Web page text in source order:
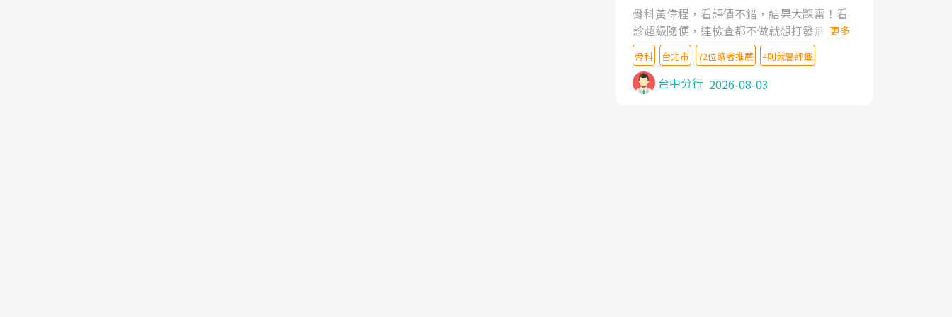
家,上網搜尋杜主任相關文章新聞跟網路評價
之後,下定決心飛回台北找杜醫師診治. 杜主
任的乾針跟增生治療真的很厲害,第一次乾針
就覺得整個肩頸鬆開,回家特別好睡,經過幾次
治療,長年頑疾已經好了大半,杜主任除了打針
超厲害,還會一直交代要改善姿勢跟好好做運
骨科黃偉程，看評價不錯，結果大踩雷！看
診超級隨便，連檢查都不做就想打發病人，
還好大的官威 ... 想詢問病情還被陰陽怪氣嘲
諷一番。可能好評帶來的大頭症，變得自負
不尊重病人。醫術也不行，畢竟連檢查都懶
得做，治療會有用才怪。大家避雷吧！
更多
骨科 台北市 72位讀者推薦 4則就醫評鑑
台中分行 2026-08-03